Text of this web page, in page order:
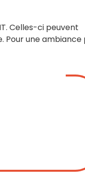
Celles-ci peuvent
Pour une ambiance